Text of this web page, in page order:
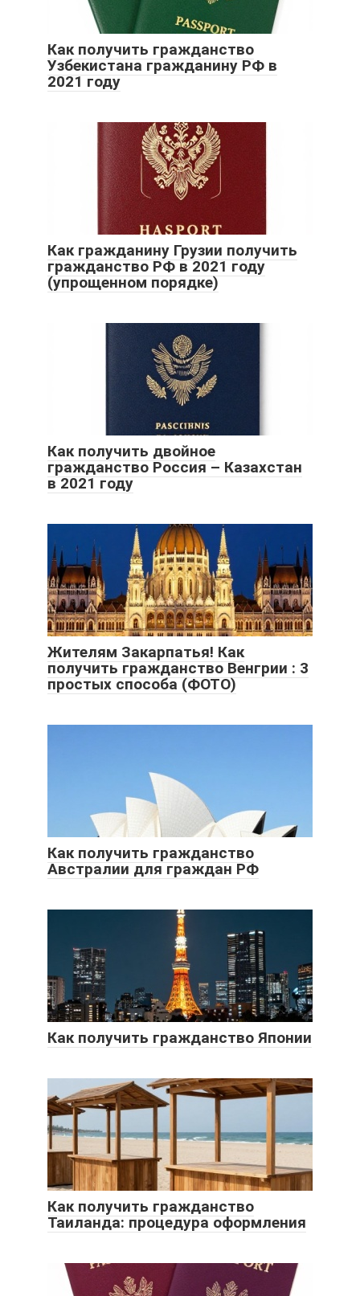
Как получить гражданство
Узбекистана гражданину РФ в
2021 году
Как гражданину Грузии получить
гражданство РФ в 2021 году
(упрощенном порядке)
Как получить двойное
гражданство Россия – Казахстан
в 2021 году
Жителям Закарпатья! Как
получить гражданство Венгрии : 3
простых способа (ФОТО)
Как получить гражданство
Австралии для граждан РФ
Как получить гражданство Японии
Как получить гражданство
Таиланда: процедура оформления